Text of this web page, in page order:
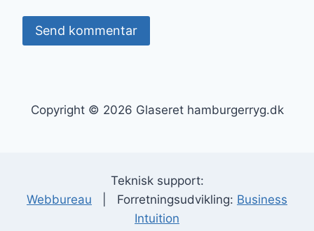
Copyright © 2026 Glaseret hamburgerryg.dk
Teknisk support:
Webbureau | Forretningsudvikling: Business
Intuition